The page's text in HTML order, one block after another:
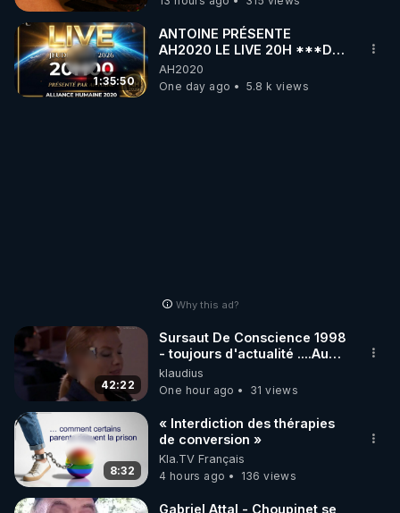
1:35:50
ANTOINE PRÉSENTE
AH2020 LE LIVE 20H ***DU
06/08/2026***
AH2020
One day ago
5.8 k views
Why this ad?
42:22
Sursaut De Conscience 1998
- toujours d'actualité ....Au
Dela Du Réel
klaudius
One hour ago
31 views
8:32
« Interdiction des thérapies
de conversion »
Kla.TV Français
4 hours ago
136 views
Gabriel Attal - Choupinet se